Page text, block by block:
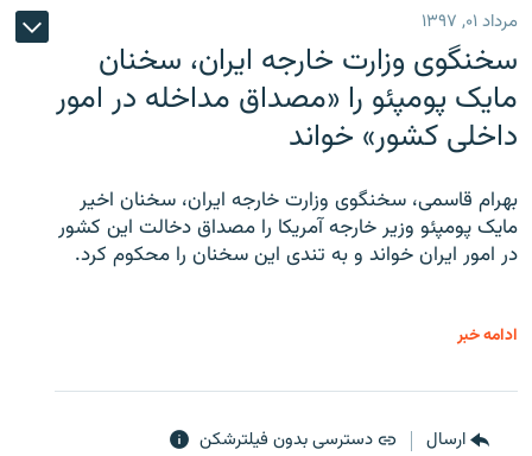
مرداد ۰۱, ۱۳۹۷
سخنگوی وزارت خارجه ایران، سخنان
مایک پومپئو را «مصداق مداخله در امور
داخلی کشور» خواند
بهرام قاسمی، سخنگوی وزارت خارجه ایران، سخنان اخیر
مایک پومپئو وزیر خارجه آمریکا را مصداق دخالت این کشور
در امور ایران خواند و به تندی این سخنان را محکوم کرد.
ادامه خبر
ارسال دسترسی بدون فیلترشکن